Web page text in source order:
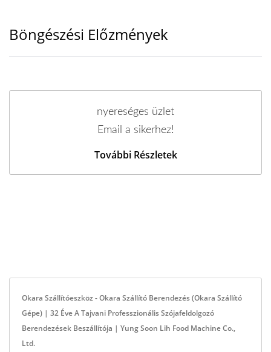
Böngészési Előzmények
nyereséges üzlet
Email a sikerhez!
További Részletek
Okara Szállítóeszköz - Okara Szállító Berendezés (Okara Szállító
Gépe) | 32 Éve A Tajvani Professzionális Szójafeldolgozó
Berendezések Beszállítója | Yung Soon Lih Food Machine Co.,
Ltd.